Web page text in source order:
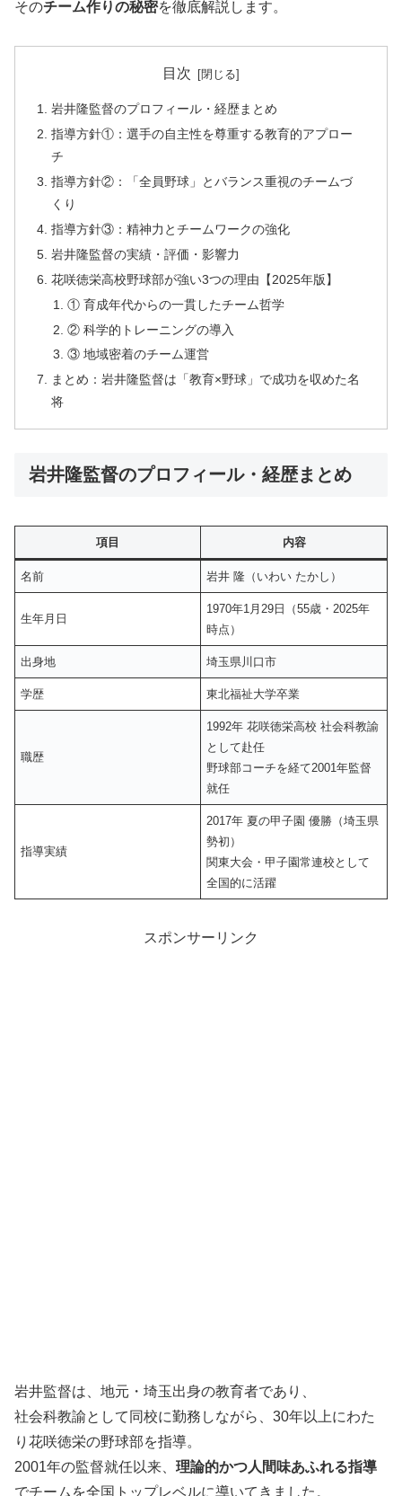
そのチーム作りの秘密を徹底解説します。
目次
岩井隆監督のプロフィール・経歴まとめ
指導方針①：選手の自主性を尊重する教育的アプロー
チ
指導方針②：「全員野球」とバランス重視のチームづ
くり
指導方針③：精神力とチームワークの強化
岩井隆監督の実績・評価・影響力
花咲徳栄高校野球部が強い3つの理由【2025年版】
① 育成年代からの一貫したチーム哲学
② 科学的トレーニングの導入
③ 地域密着のチーム運営
まとめ：岩井隆監督は「教育×野球」で成功を収めた名
将
岩井隆監督のプロフィール・経歴まとめ
項目 内容
名前 岩井 隆（いわい たかし）
生年月日
1970年1月29日（55歳・2025年
時点）
出身地 埼玉県川口市
学歴 東北福祉大学卒業
職歴
1992年 花咲徳栄高校 社会科教諭
として赴任
野球部コーチを経て2001年監督
就任
指導実績
2017年 夏の甲子園 優勝（埼玉県
勢初）
関東大会・甲子園常連校として
全国的に活躍
スポンサーリンク
岩井監督は、地元・埼玉出身の教育者であり、
社会科教諭として同校に勤務しながら、30年以上にわた
り花咲徳栄の野球部を指導。
2001年の監督就任以来、 理論的かつ人間味あふれる指導
でチームを全国トップレベルに導いてきました。